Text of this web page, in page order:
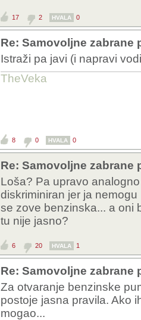
17 2 HVALA 0
Re: Samovoljne
Istraži pa javi (i napravi
TheVeka
8 0 HVALA 0
Re: Samovoljne
Loša? Pa upravo
diskriminiran jer ja
se zove benzinska... a oni
tu nije jasno?
6 20 HVALA 1
Re: Samovoljne
Za otvaranje benzinske
postoje jasna pravila. Ako
mogao...